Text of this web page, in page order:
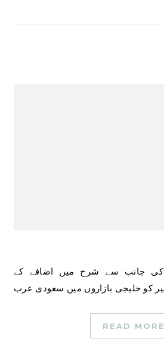
READ MORE